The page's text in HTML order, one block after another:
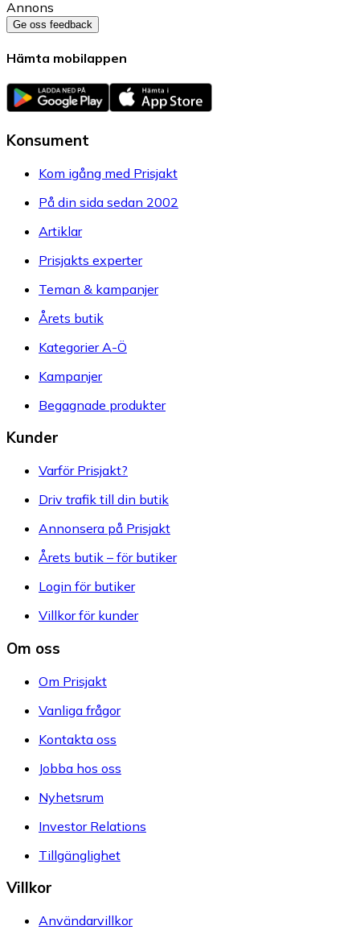
Annons
Ge oss feedback
Hämta mobilappen
Konsument
Kom igång med Prisjakt
På din sida sedan 2002
Artiklar
Prisjakts experter
Teman & kampanjer
Årets butik
Kategorier A-Ö
Kampanjer
Begagnade produkter
Kunder
Varför Prisjakt?
Driv trafik till din butik
Annonsera på Prisjakt
Årets butik – för butiker
Login för butiker
Villkor för kunder
Om oss
Om Prisjakt
Vanliga frågor
Kontakta oss
Jobba hos oss
Nyhetsrum
Investor Relations
Tillgänglighet
Villkor
Användarvillkor